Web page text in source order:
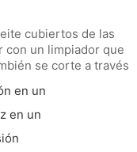
cubiertos de las
con un limpiador que
se corte a través
independientes,
en un
en un